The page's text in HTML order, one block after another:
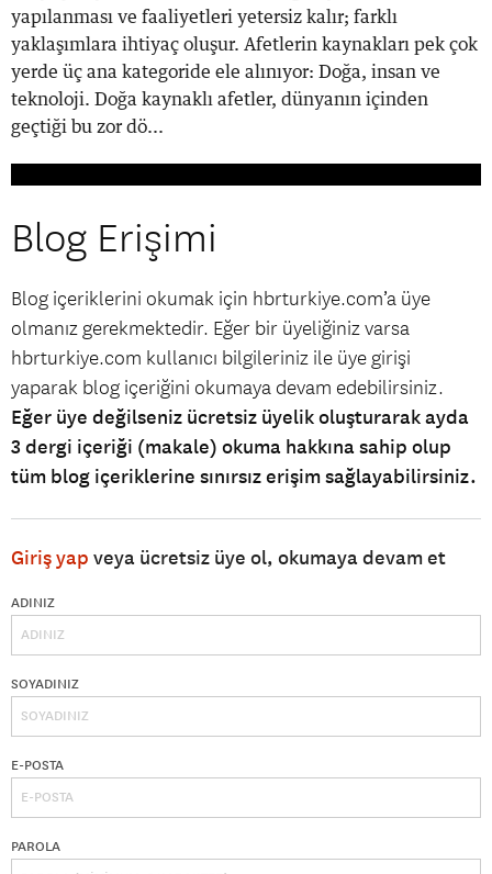
yapılanması ve faaliyetleri yetersiz kalır; farklı
yaklaşımlara ihtiyaç oluşur. Afetlerin kaynakları pek çok
yerde üç ana kategoride ele alınıyor: Doğa, insan ve
teknoloji. Doğa kaynaklı afetler, dünyanın içinden
geçtiği bu zor dö...
Blog Erişimi
Blog içeriklerini okumak için hbrturkiye.com’a üye
olmanız gerekmektedir. Eğer bir üyeliğiniz varsa
hbrturkiye.com kullanıcı bilgileriniz ile üye girişi
yaparak blog içeriğini okumaya devam edebilirsiniz.
Eğer üye değilseniz ücretsiz üyelik oluşturarak ayda
3 dergi içeriği (makale) okuma hakkına sahip olup
tüm blog içeriklerine sınırsız erişim sağlayabilirsiniz.
Giriş yap veya ücretsiz üye ol, okumaya devam et
ADINIZ
SOYADINIZ
E-POSTA
PAROLA